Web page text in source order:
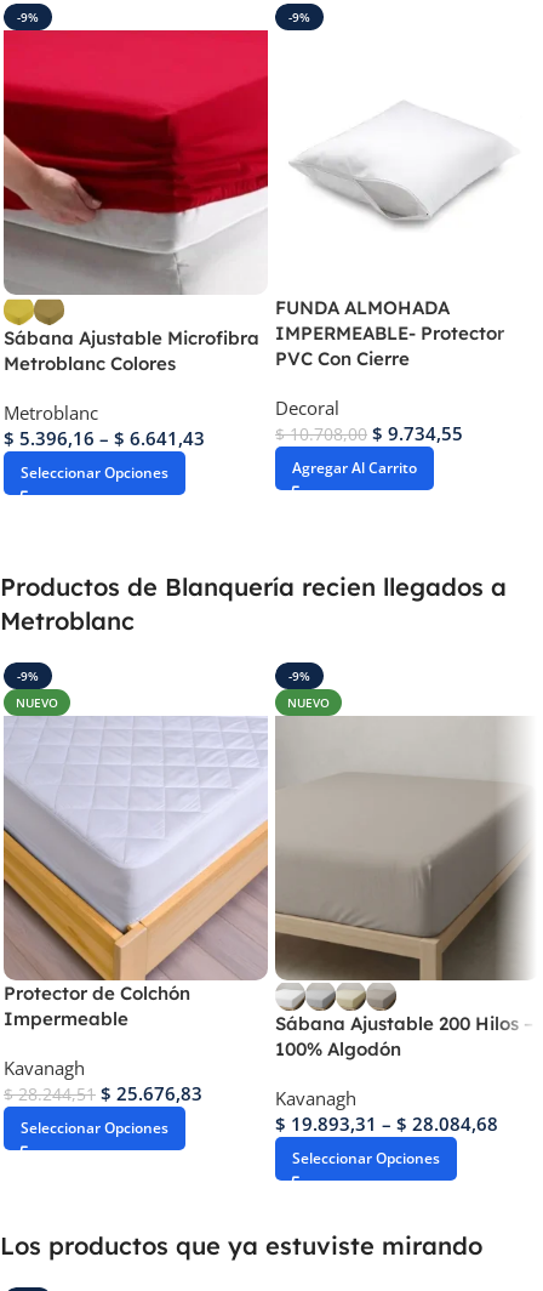
-9%
Sábana Ajustable Microfibra
Metroblanc Colores
Metroblanc
$ 5.396,16 – $ 6.641,43
Seleccionar Opciones
-9%
FUNDA ALMOHADA
IMPERMEABLE- Protector
PVC Con Cierre
Decoral
$10.708,00 $ 9.734,55
Agregar Al Carrito
Productos de Blanquería recien llegados a
Metroblanc
-9%
NUEVO
Protector de Colchón
Impermeable
Kavanagh
$28.244,51 $ 25.676,83
Seleccionar Opciones
-9%
NUEVO
Sábana Ajustable 200 Hilos –
100% Algodón
Kavanagh
$ 19.893,31 – $ 28.084,68
Seleccionar Opciones
Los productos que ya estuviste mirando